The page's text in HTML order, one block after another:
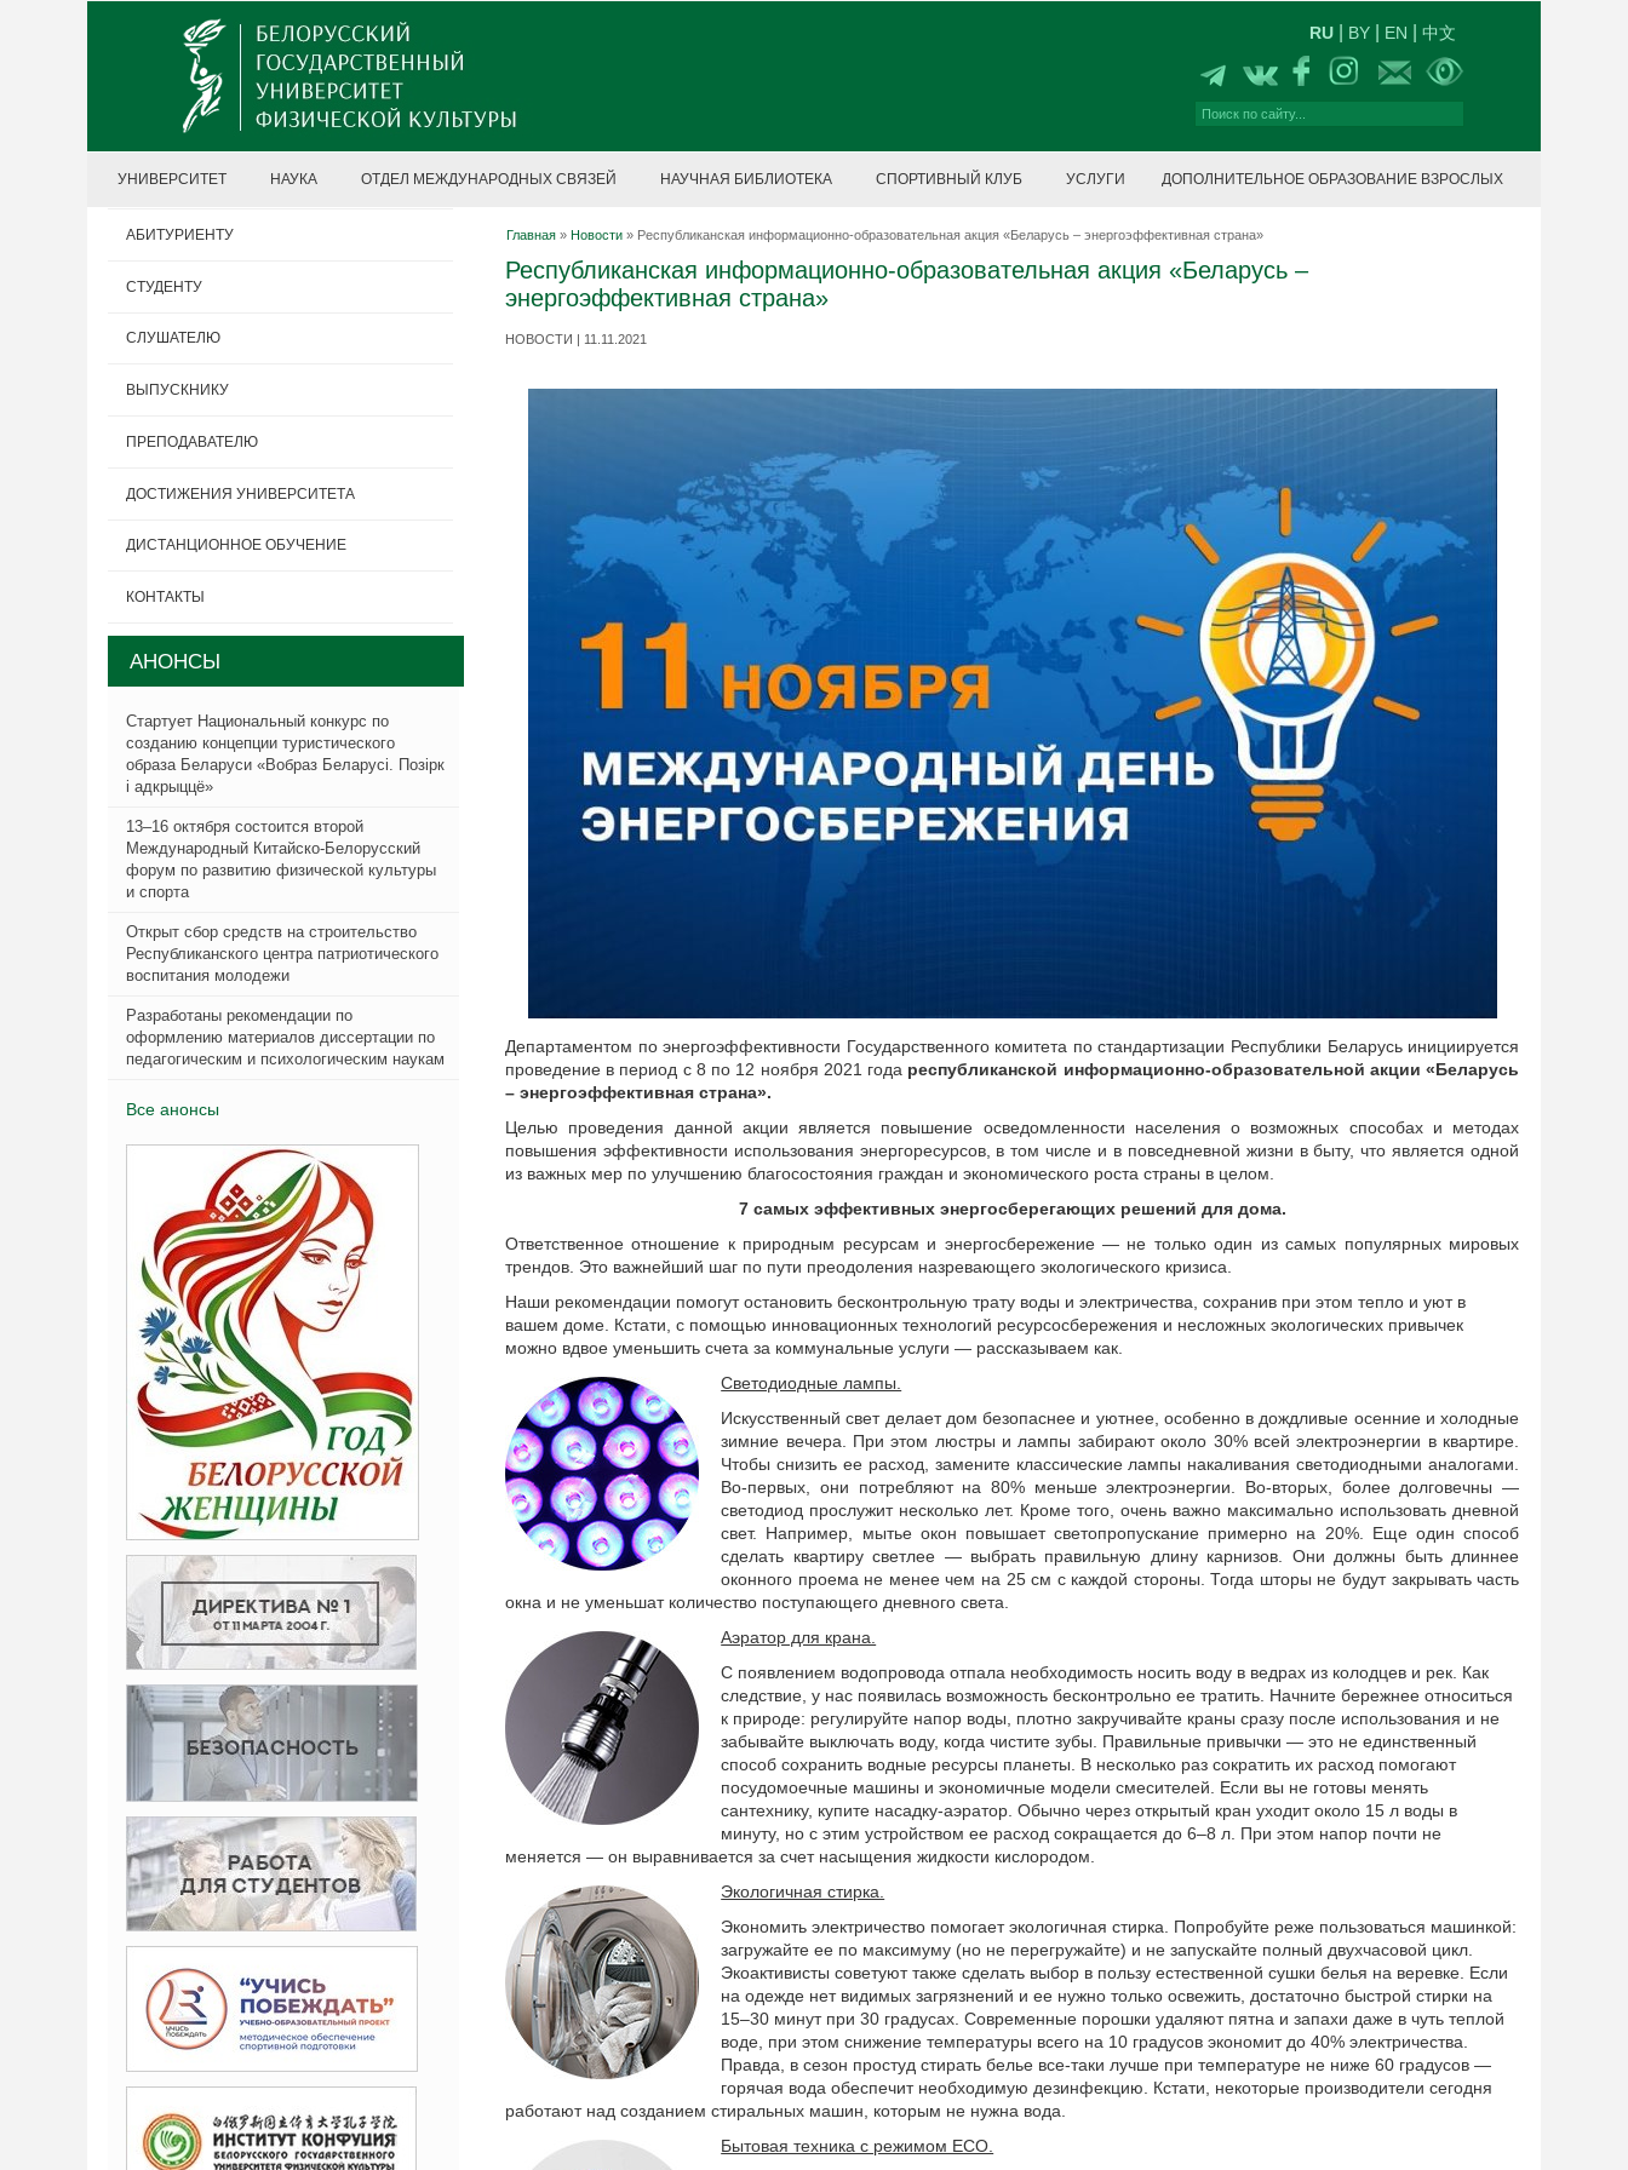
RU BY EN 中文
УНИВЕРСИТЕТ НАУКА ОТДЕЛ МЕЖДУНАРОДНЫХ СВЯЗЕЙ НАУЧНАЯ БИБЛИОТЕКА СПОРТИВНЫЙ КЛУБ УСЛУГИ ДОПОЛНИТЕЛЬНОЕ ОБРАЗОВАНИЕ ВЗРОСЛЫХ
Главная » Новости » Республиканская информационно-образовательная акция «Беларусь – энергоэффективная страна»
Республиканская информационно-образовательная акция «Беларусь –
энергоэффективная страна»
НОВОСТИ | 11.11.2021
Департаментом по энергоэффективности Государственного комитета по стандартизации Республики Беларусь инициируется
проведение в период с 8 по 12 ноября 2021 года республиканской информационно-образовательной акции «Беларусь
– энергоэффективная страна».
Целью проведения данной акции является повышение осведомленности населения о возможных способах и методах
повышения эффективности использования энергоресурсов, в том числе и в повседневной жизни в быту, что является одной
из важных мер по улучшению благосостояния граждан и экономического роста страны в целом.
7 самых эффективных энергосберегающих решений для дома.
Ответственное отношение к природным ресурсам и энергосбережение — не только один из самых популярных мировых
трендов. Это важнейший шаг по пути преодоления назревающего экологического кризиса.
Наши рекомендации помогут остановить бесконтрольную трату воды и электричества, сохранив при этом тепло и уют в
вашем доме. Кстати, с помощью инновационных технологий ресурсосбережения и несложных экологических привычек
можно вдвое уменьшить счета за коммунальные услуги — рассказываем как.
Светодиодные лампы.
Искусственный свет делает дом безопаснее и уютнее, особенно в дождливые осенние и холодные
зимние вечера. При этом люстры и лампы забирают около 30% всей электроэнергии в квартире.
Чтобы снизить ее расход, замените классические лампы накаливания светодиодными аналогами.
Во-первых, они потребляют на 80% меньше электроэнергии. Во-вторых, более долговечны —
светодиод прослужит несколько лет. Кроме того, очень важно максимально использовать дневной
свет. Например, мытье окон повышает светопропускание примерно на 20%. Еще один способ
сделать квартиру светлее — выбрать правильную длину карнизов. Они должны быть длиннее
оконного проема не менее чем на 25 см с каждой стороны. Тогда шторы не будут закрывать часть
окна и не уменьшат количество поступающего дневного света.
Аэратор для крана.
С появлением водопровода отпала необходимость носить воду в ведрах из колодцев и рек. Как
следствие, у нас появилась возможность бесконтрольно ее тратить. Начните бережнее относиться
к природе: регулируйте напор воды, плотно закручивайте краны сразу после использования и не
забывайте выключать воду, когда чистите зубы. Правильные привычки — это не единственный
способ сохранить водные ресурсы планеты. В несколько раз сократить их расход помогают
посудомоечные машины и экономичные модели смесителей. Если вы не готовы менять
сантехнику, купите насадку-аэратор. Обычно через открытый кран уходит около 15 л воды в
минуту, но с этим устройством ее расход сокращается до 6–8 л. При этом напор почти не
меняется — он выравнивается за счет насыщения жидкости кислородом.
Экологичная стирка.
Экономить электричество помогает экологичная стирка. Попробуйте реже пользоваться машинкой:
загружайте ее по максимуму (но не перегружайте) и не запускайте полный двухчасовой цикл.
Экоактивисты советуют также сделать выбор в пользу естественной сушки белья на веревке. Если
на одежде нет видимых загрязнений и ее нужно только освежить, достаточно быстрой стирки на
15–30 минут при 30 градусах. Современные порошки удаляют пятна и запахи даже в чуть теплой
воде, при этом снижение температуры всего на 10 градусов экономит до 40% электричества.
Правда, в сезон простуд стирать белье все-таки лучше при температуре не ниже 60 градусов —
горячая вода обеспечит необходимую дезинфекцию. Кстати, некоторые производители сегодня
работают над созданием стиральных машин, которым не нужна вода.
Бытовая техника с режимом ECO.
АБИТУРИЕНТУ
СТУДЕНТУ
СЛУШАТЕЛЮ
ВЫПУСКНИКУ
ПРЕПОДАВАТЕЛЮ
ДОСТИЖЕНИЯ УНИВЕРСИТЕТА
ДИСТАНЦИОННОЕ ОБУЧЕНИЕ
КОНТАКТЫ
АНОНСЫ
Стартует Национальный конкурс по
созданию концепции туристического
образа Беларуси «Вобраз Беларусi. Позiрк
i адкрыццё»
13–16 октября состоится второй
Международный Китайско-Белорусский
форум по развитию физической культуры
и спорта
Открыт сбор средств на строительство
Республиканского центра патриотического
воспитания молодежи
Разработаны рекомендации по
оформлению материалов диссертации по
педагогическим и психологическим наукам
Все анонсы